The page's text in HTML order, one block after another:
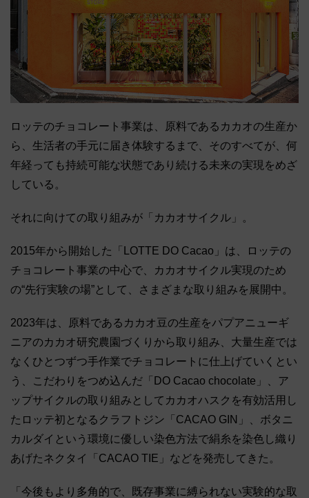
ロッテのチョコレート事業は、原料であるカカオの生産か
ら、生活者の手元に届き体験するまで、そのすべてが、何
年経っても持続可能な状態であり続ける未来の実現をめざ
している。
それに向けての取り組みが「カカオサイクル」。
2015年から開始した「LOTTE DO Cacao」は、ロッテの
チョコレート事業の中心で、カカオサイクル実現のため
の“先行実験の場”として、さまざまな取り組みを展開中。
2023年は、原料であるカカオ豆の生産をパプアニューギ
ニアのカカオ研究農園づくりから取り組み、大量生産では
なくひとつずつ手作業でチョコレートに仕上げていくとい
う、こだわりをつめ込んだ「DO Cacao chocolate」、ア
ップサイクルの取り組みとしてカカオハスクを有効活用し
たロッテ初となるクラフトジン「CACAO GIN」、ボタニ
カルダイという環境に優しい染色方法で絹糸を染色し織り
あげたネクタイ「CACAO TIE」などを発売してきた。
「今後もより多角的で、既存事業に縛られない実験的な取